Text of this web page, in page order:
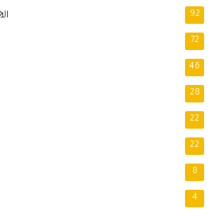
92
72
46
28
22
22
8
4